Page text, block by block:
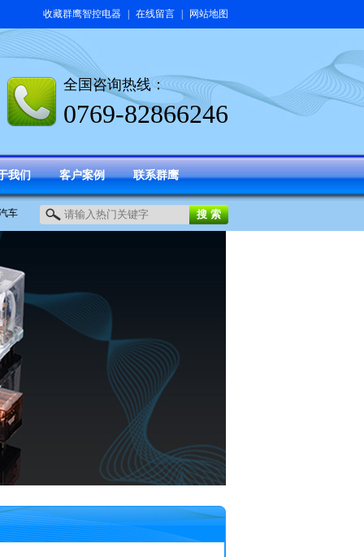
收藏群鹰智控电器 在线留言 网站地图
全国咨询热线：
0769-82866246
我们 客户案例 联系群鹰
车